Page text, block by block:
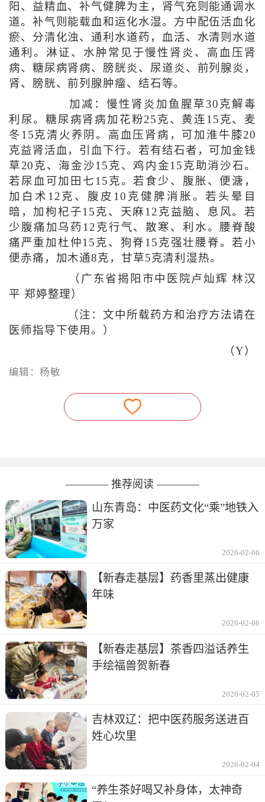
阳、益精血、补气健脾为主，肾气充则能通调水
道。补气则能载血和运化水湿。方中配伍活血化
瘀、分清化浊、通利水道药，血活、水清则水道
通利。淋证、水肿常见于慢性肾炎、高血压肾
病、糖尿病肾病、膀胱炎、尿道炎、前列腺炎，
肾、膀胱、前列腺肿瘤、结石等。
加减：慢性肾炎加鱼腥草30克解毒
利尿。糖尿病肾病加花粉25克、黄连15克、麦
冬15克清火养阴。高血压肾病，可加淮牛膝20
克益肾活血，引血下行。若有结石者，可加金钱
草20克、海金沙15克、鸡内金15克助消沙石。
若尿血可加田七15克。若食少、腹胀、便溏，
加白术12克、腹皮10克健脾消胀。若头晕目
暗，加枸杞子15克、天麻12克益脑、息风。若
少腹痛加乌药12克行气、散寒、利水。腰脊酸
痛严重加杜仲15克、狗脊15克强壮腰脊。若小
便赤痛，加木通8克，甘草5克清利湿热。
（广东省揭阳市中医院卢灿辉 林汉
平 郑婷整理）
（注：文中所载药方和治疗方法请在
医师指导下使用。）
（Y）
编辑：杨敏
———— 推荐阅读 ————
山东青岛：中医药文化“乘”地铁入
万家
2026-02-06
【新春走基层】药香里蒸出健康
年味
2026-02-06
【新春走基层】茶香四溢话养生
手绘福兽贺新春
2026-02-05
吉林双辽：把中医药服务送进百
姓心坎里
2026-02-04
“养生茶好喝又补身体，太神奇